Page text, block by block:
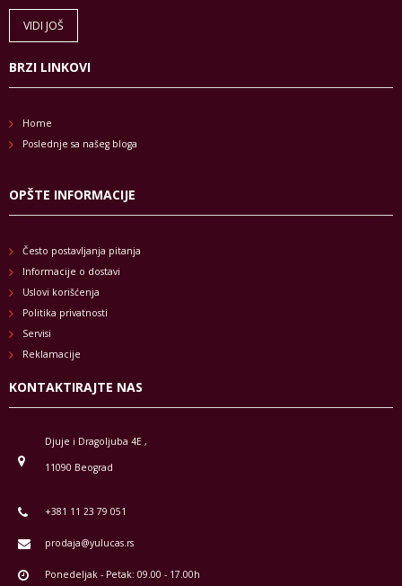
VIDI JOŠ
BRZI LINKOVI
Home
Poslednje sa našeg bloga
OPŠTE INFORMACIJE
Često postavljanja pitanja
Informacije o dostavi
Uslovi korišćenja
Politika privatnosti
Servisi
Reklamacije
KONTAKTIRAJTE NAS
Djuje i Dragoljuba 4E ,
11090 Beograd
+381 11 23 79 051
prodaja@yulucas.rs
Ponedeljak - Petak: 09.00 - 17.00h